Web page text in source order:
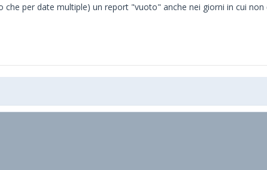
per date multiple) un report "vuoto" anche nei giorni in cui